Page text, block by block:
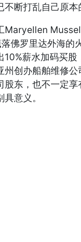
不断打乱自己原本
Maryellen
佛罗里达外海的
10%薪水加码买
州创办船舶维修公
股东，也不一定
意义。